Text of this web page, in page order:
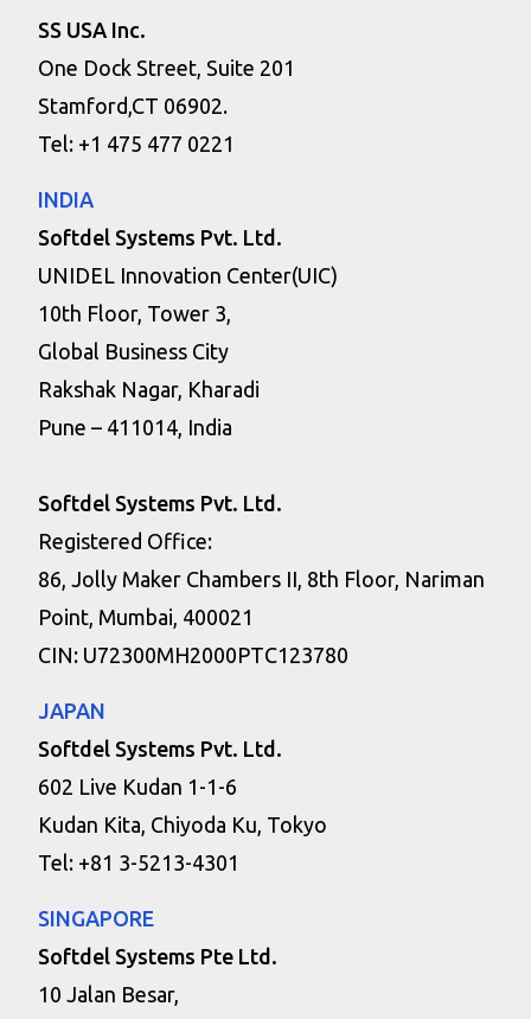
SS USA Inc.
One Dock Street, Suite 201
Stamford,CT 06902.
Tel: +1 475 477 0221
INDIA
Softdel Systems Pvt. Ltd.
UNIDEL Innovation Center(UIC)
10th Floor, Tower 3,
Global Business City
Rakshak Nagar, Kharadi
Pune – 411014, India
Softdel Systems Pvt. Ltd.
Registered Office:
86, Jolly Maker Chambers II, 8th Floor, Nariman
Point, Mumbai, 400021
CIN: U72300MH2000PTC123780
JAPAN
Softdel Systems Pvt. Ltd.
602 Live Kudan 1-1-6
Kudan Kita, Chiyoda Ku, Tokyo
Tel: +81 3-5213-4301
SINGAPORE
Softdel Systems Pte Ltd.
10 Jalan Besar,